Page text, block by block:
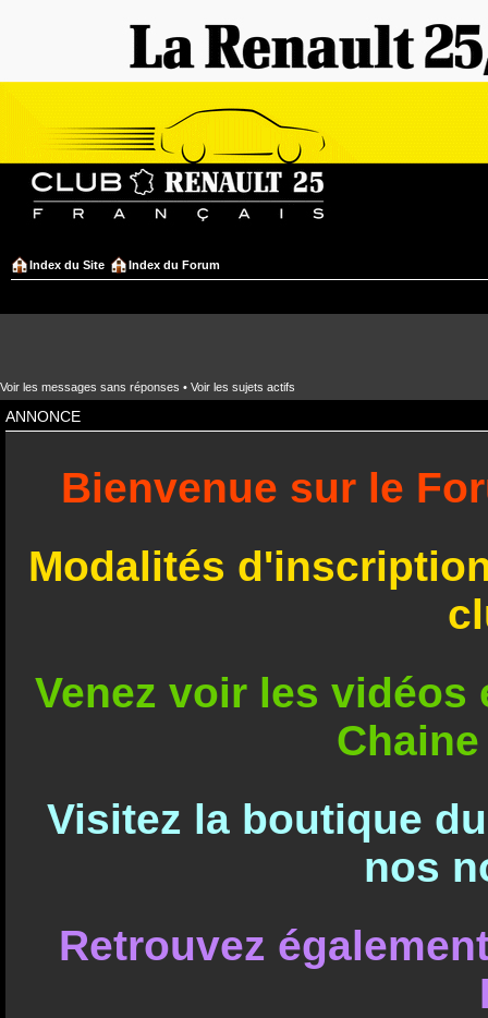
Index du Site Index du Forum
Voir les messages sans réponses • Voir les sujets actifs
ANNONCE
Bienvenue sur le
Modalités
Venez voir les
Visitez la boutique
nos
Retrouvez